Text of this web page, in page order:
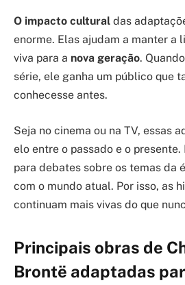
O impacto cultural das
enorme. Elas ajudam a manter a
viva para a nova geração.
série, ele ganha um público que
conhecesse antes.
Seja no cinema ou na TV, essas
elo entre o passado e o
para debates sobre os temas da
com o mundo atual. Por isso, as
continuam mais vivas do que
Principais obras de
Brontë adaptadas